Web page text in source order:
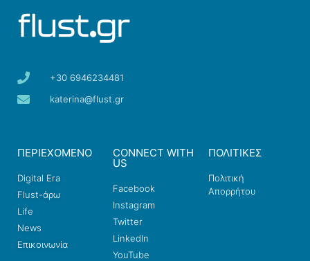
+30 6946234481
katerina@flust.gr
ΠΕΡΙΕΧΟΜΕΝΟ
Digital Era
Flust-άρω
Life
News
Επικοινωνία
CONNECT WITH
US
Facebook
Instagram
Twitter
LinkedIn
YouTube
ΠΟΛΙΤΙΚΕΣ
Πολιτική
Απορρήτου